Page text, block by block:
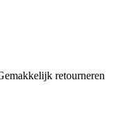
retourneren